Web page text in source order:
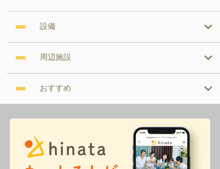
設備
周辺施設
おすすめ